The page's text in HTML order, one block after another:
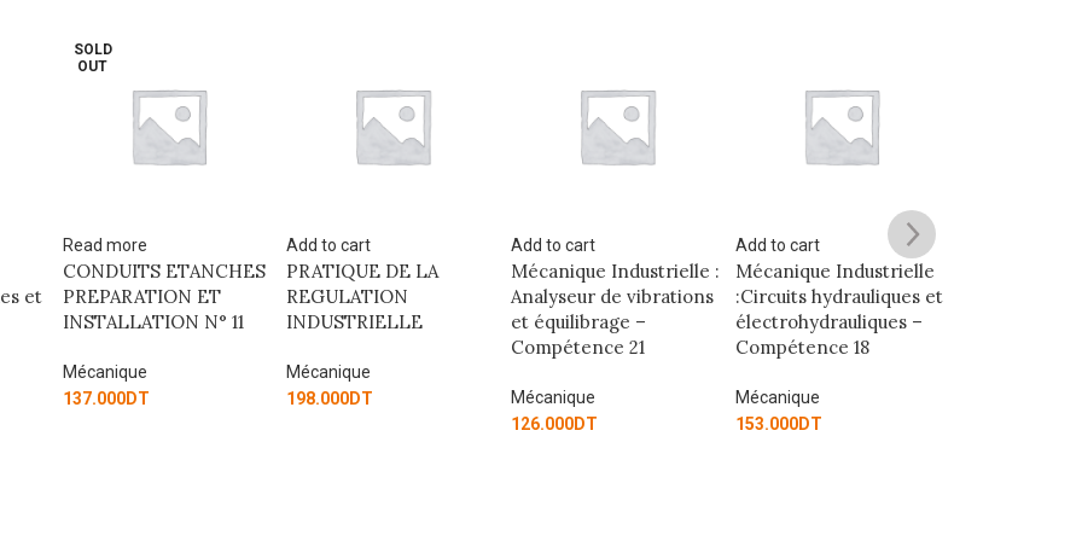
Add to cart
PRATIQUE DE LA
REGULATION
INDUSTRIELLE
Mécanique
198.000DT
Add to cart
Mécanique Industrielle :
Analyseur de vibrations
et équilibrage –
Mécanique
Add to cart
Mécanique Industrielle
:Circuits hydrauliques et
électrohydrauliques –
Compétence 18
Mécanique
153.000DT
Add to cart
Mécanique Industrielle :
Circuits pneumatiques
et électropneumatiques
-Compétence 17
Mécanique
129.000DT